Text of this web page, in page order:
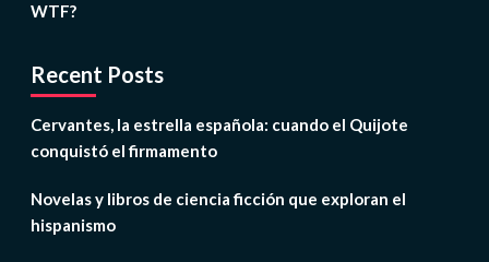
WTF?
Recent Posts
Cervantes, la estrella española: cuando el Quijote
conquistó el firmamento
Novelas y libros de ciencia ficción que exploran el
hispanismo